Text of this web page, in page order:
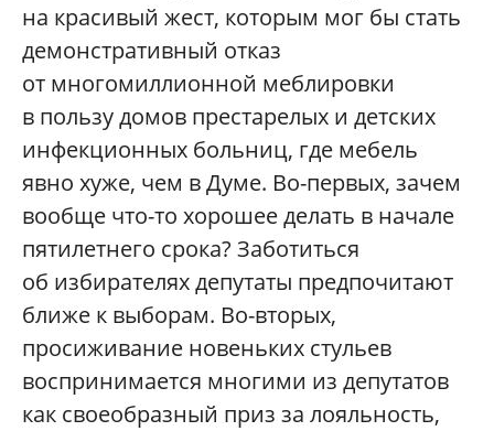
на красивый жест, которым мог бы стать
демонстративный отказ
от многомиллионной меблировки
в пользу домов престарелых и детских
инфекционных больниц, где мебель
явно хуже, чем в Думе. Во-первых, зачем
вообще что-то хорошее делать в начале
пятилетнего срока? Заботиться
об избирателях депутаты предпочитают
ближе к выборам. Во-вторых,
просиживание новеньких стульев
воспринимается многими из депутатов
как своеобразный приз за лояльность,